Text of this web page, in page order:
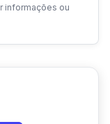
informações ou